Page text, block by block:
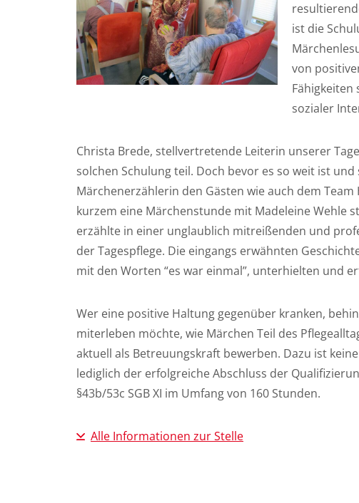
ist die
von
Fähigkeiten
sozialer
Christa Brede, stellvertretende Leiterin unserer
solchen Schulung teil. Doch bevor es so weit ist
Märchenerzählerin den Gästen wie auch dem
kurzem eine Märchenstunde mit Madeleine Wehle
erzählte in einer unglaublich mitreißenden und
der Tagespflege. Die eingangs erwähnten
mit den Worten “es war einmal”, unterhielten und
Wer eine positive Haltung gegenüber kranken,
miterleben möchte, wie Märchen Teil des
aktuell als Betreuungskraft bewerben. Dazu ist
lediglich der erfolgreiche Abschluss der
§43b/53c SGB XI im Umfang von 160 Stunden.
Alle Informationen zur Stelle